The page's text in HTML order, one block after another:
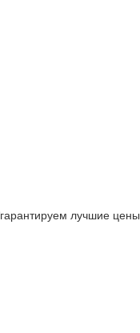
гарантируем лучшие цены